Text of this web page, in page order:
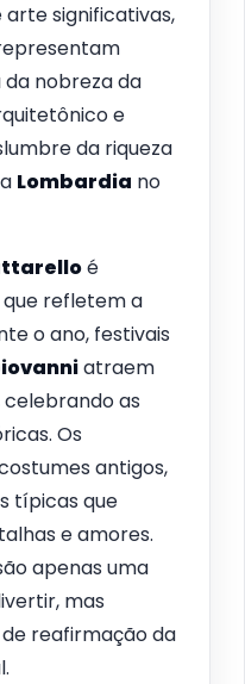
significativas,
nobreza da
e
da riqueza
Lombardia no
é
refletem a
o ano, festivais
atraem
as
Os
antigos,
típicas que
e amores.
apenas uma
mas
reafirmação da